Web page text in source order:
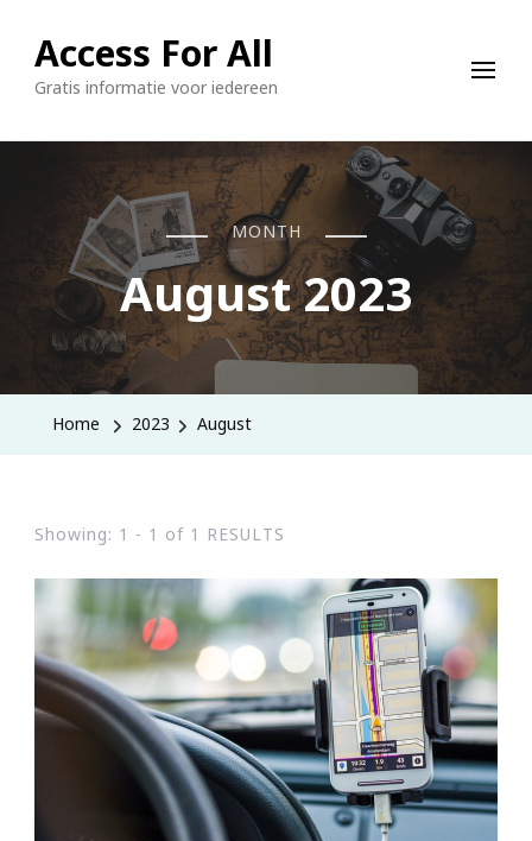
Access For All
Gratis informatie voor iedereen
MONTH
August 2023
Home 2023 August
Showing: 1 - 1 of 1 RESULTS